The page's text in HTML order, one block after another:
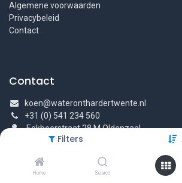
Filters
Home Search
Algemene voorwaarden
Privacybeleid
Contact
Contact
koen@wateronthardertwente.nl
+31 (0) 541 234 560
Eekboerstraat 28 M Oldenzaal